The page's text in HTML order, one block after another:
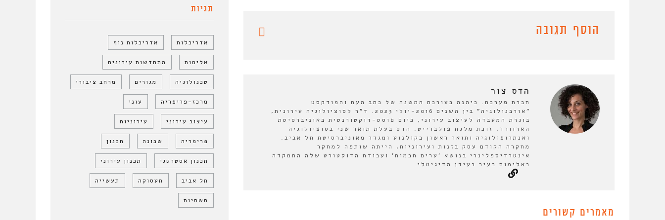
הוסף תגובה
הדס צור
חברת מערכת. כיהנה כעורכת המשנה של כתב העת והפודקסט
"אורבנולוגיה" בין השנים 2016-יולי 2023. ד"ר לסוציולוגיה עירונית,
בוגרת המעבדה לעיצוב עירוני, כיום פוסט-דוקטורנטית באוניברסיטת
הארוורד, זוכת מלגת פולברייט. הדס בעלת תואר שני בסוציולוגיה
ואנתרופולוגיה ותואר ראשון בקולנוע ומגדר מאוניברסיטת תל אביב.
מחקרה הקודם עסק בזנות ועירוניות, הייתה שותפה למחקר
אינטרדיספלינרי בנושא 'ערים חכמות' ועבודת הדוקטורט שלה התמקדה
באלימות בעיר בעידן הדיגיטלי.
מאמרים קשורים
תגיות
אדריכלות אדריכלות נוף
אלימות התחדשות עירונית
טכנולוגיה מגורים מרחב ציבורי
מרכז-פריפריה עוני
עיצוב עירוני עירוניות
פריפריה שכונה תכנון
תכנון אסטרטגי תכנון עירוני
תל אביב תעסוקה תעשייה
תשתיות